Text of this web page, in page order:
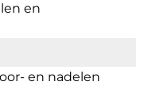
en
en nadelen